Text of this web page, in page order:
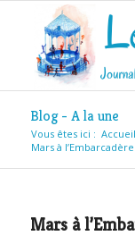
Blog - A la une
Vous êtes ici : Accueil
Mars à l’Embarcadère
Mars à